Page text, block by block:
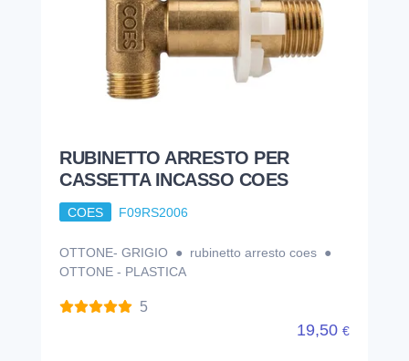
RUBINETTO ARRESTO PER
CASSETTA INCASSO COES
COES F09RS2006
OTTONE- GRIGIO ● rubinetto arresto coes ●
OTTONE - PLASTICA
5
19,50 €